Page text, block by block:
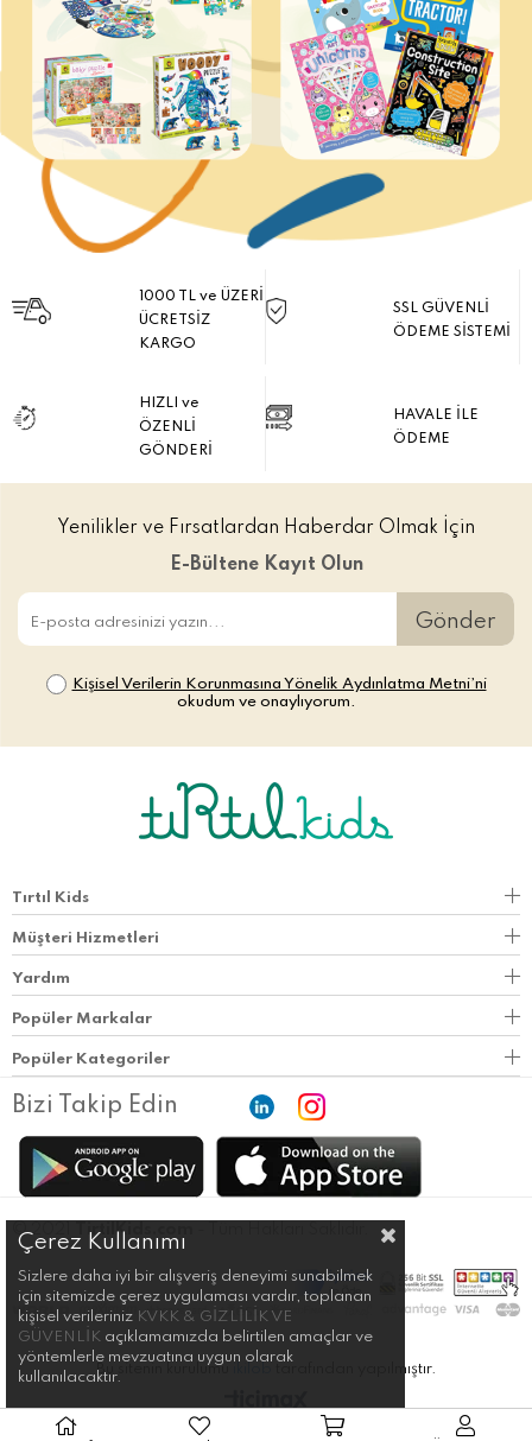
1000 TL ve ÜZERİ
ÜCRETSİZ
KARGO
SSL GÜVENLİ
ÖDEME SİSTEMİ
HIZLI ve
ÖZENLİ
GÖNDERİ
HAVALE İLE
ÖDEME
Yenilikler ve Fırsatlardan Haberdar Olmak İçin
E-Bültene Kayıt Olun
Gönder
Kişisel Verilerin Korunmasına Yönelik Aydınlatma Metni’ni
okudum ve onaylıyorum.
Tırtıl Kids
Müşteri Hizmetleri
Yardım
Popüler Markalar
Popüler Kategoriler
Bizi Takip Edin
© 2021 TirtilKids.com
Bu sitenin kurulumu tarafından yapılmıştır.
Çerez Kullanımı
Sizlere daha iyi bir alışveriş deneyimi sunabilmek
için sitemizde çerez uygulaması vardır, toplanan
kişisel verileriniz KVKK & GİZLİLİK VE
GÜVENLİK açıklamamızda belirtilen amaçlar ve
yöntemlerle mevzuatına uygun olarak
kullanılacaktır.